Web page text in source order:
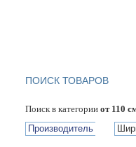
ПОИСК ТОВАРОВ
Поиск в категории от 110
Производитель